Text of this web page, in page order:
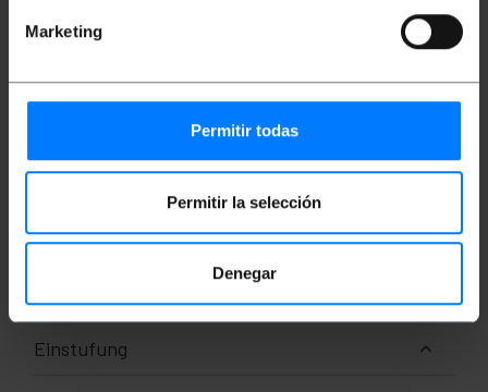
Marketing
Permitir todas
Permitir la selección
Denegar
Tablett in Schwarz RAL9004.
Maße und Gewichte
Gewicht: 3.0 kg
40.0 x 8.8 cm
Packungsgrösse: 53.0 x 42.0 x 11.0 cm
Einstufung